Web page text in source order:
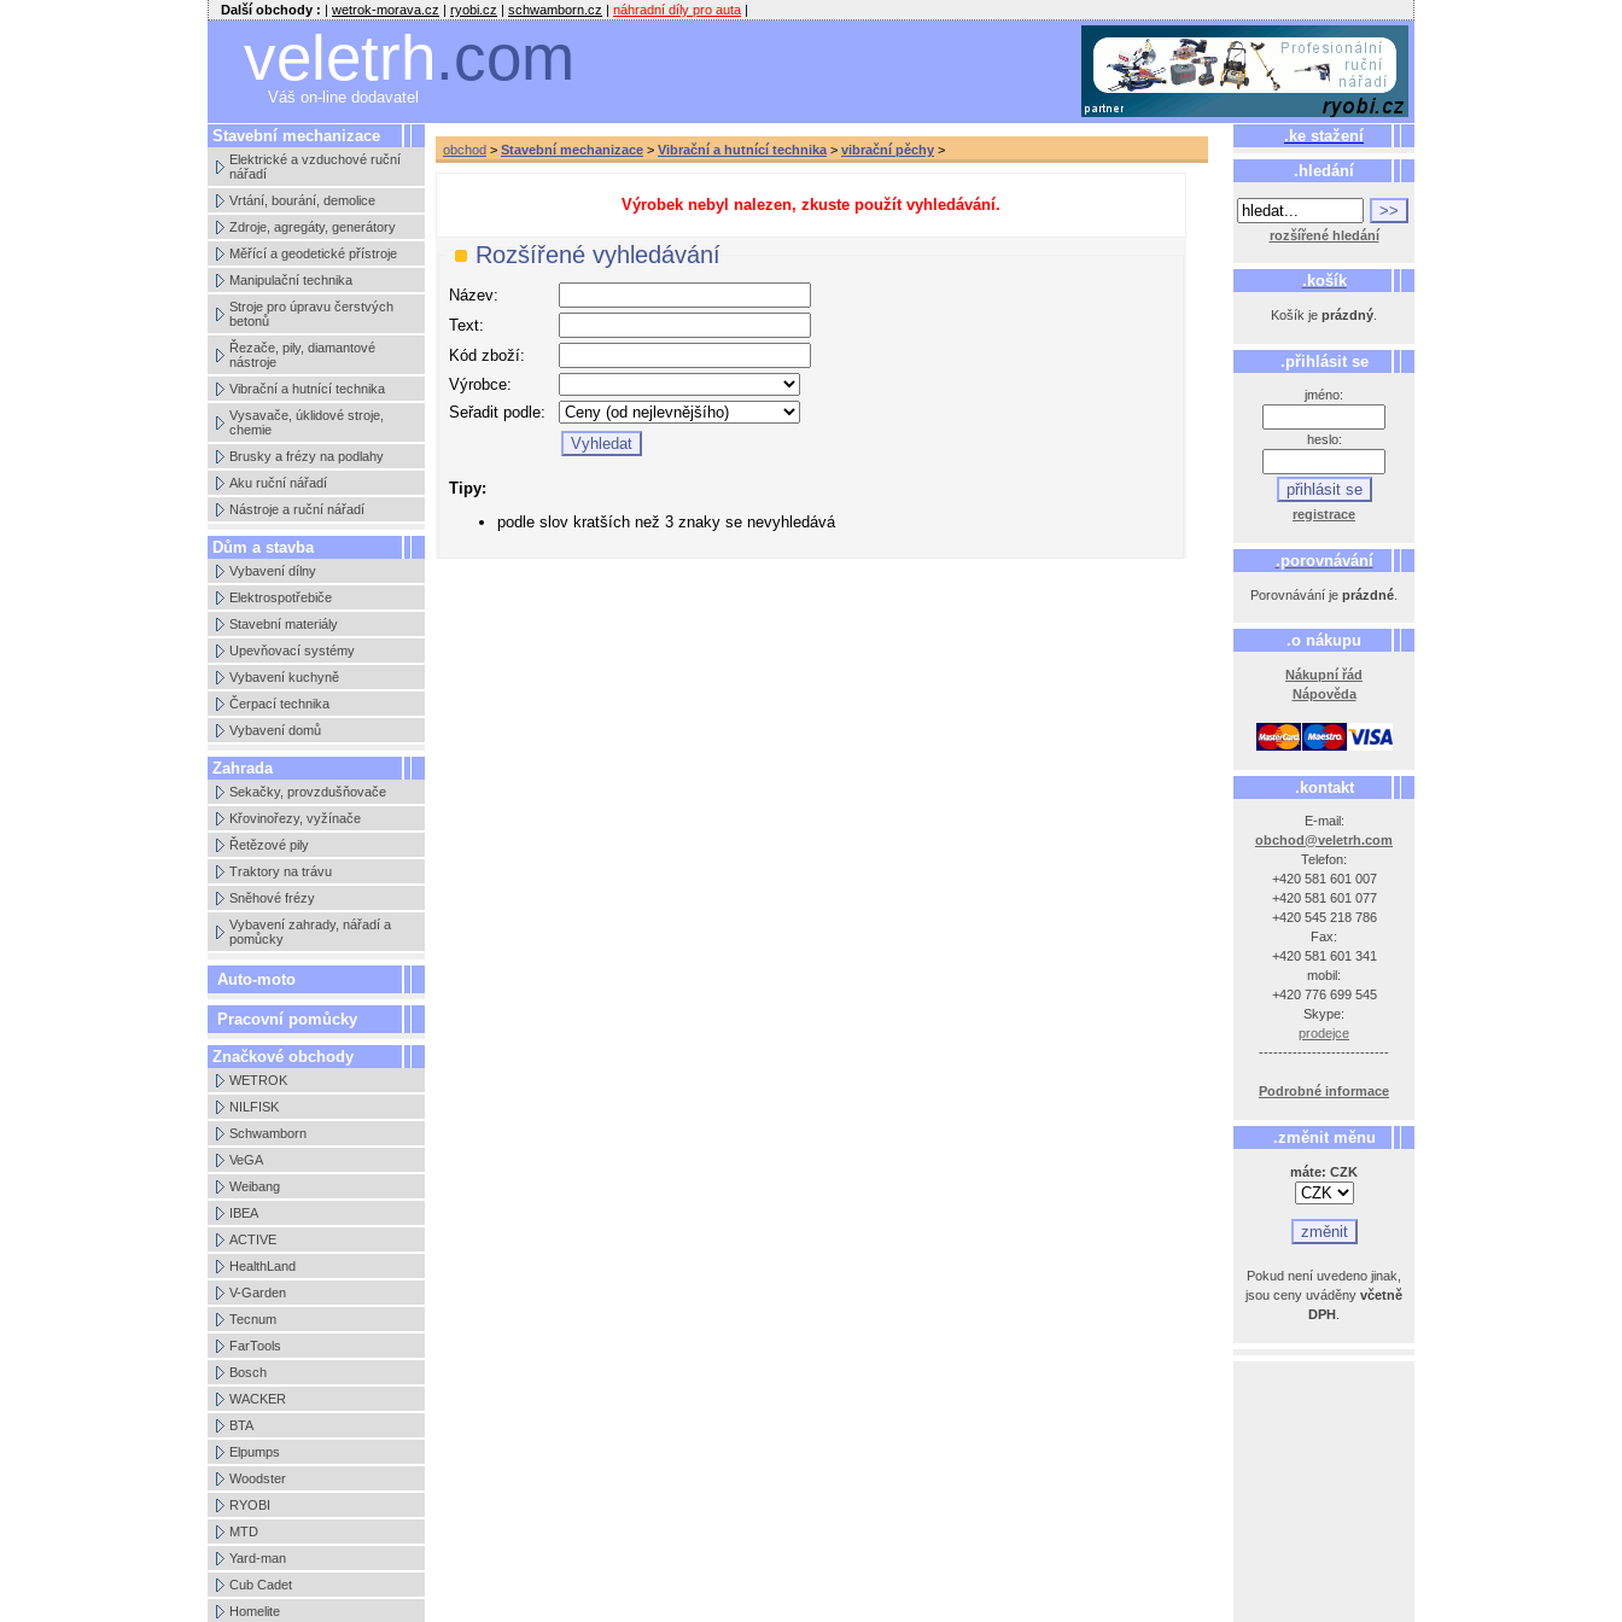
Další obchody : | wetrok-morava.cz | ryobi.cz | schwamborn.cz | náhradní díly pro auta |
veletrh.com
Váš on-line dodavatel
Stavební mechanizace
Elektrické a vzduchové ruční
nářadí
Vrtání, bourání, demolice
Zdroje, agregáty, generátory
Měřící a geodetické přístroje
Manipulační technika
Stroje pro úpravu čerstvých
betonů
Řezače, pily, diamantové
nástroje
Vibrační a hutnící technika
Vysavače, úklidové stroje,
chemie
Brusky a frézy na podlahy
Aku ruční nářadí
Nástroje a ruční nářadí
Dům a stavba
Vybavení dílny
Elektrospotřebiče
Stavební materiály
Upevňovací systémy
Vybavení kuchyně
Čerpací technika
Vybavení domů
Zahrada
Sekačky, provzdušňovače
Křovinořezy, vyžínače
Řetězové pily
Traktory na trávu
Sněhové frézy
Vybavení zahrady, nářadí a
pomůcky
Auto-moto
Pracovní pomůcky
Značkové obchody
WETROK
NILFISK
Schwamborn
VeGA
Weibang
IBEA
ACTIVE
HealthLand
V-Garden
Tecnum
FarTools
Bosch
WACKER
BTA
Elpumps
Woodster
RYOBI
MTD
Yard-man
Cub Cadet
Homelite
.ke stažení
.hledání
rozšířené hledání
.košík
Košík je prázdný
.přihlásit se
jméno:
heslo:
registrace
.porovnávání
Porovnávání je prázdné
.o nákupu
Nákupní řád
Nápověda
.kontakt
E-mail:
obchod@veletrh.com
Telefon:
+420 581 601 007
+420 581 601 077
+420 545 218 786
Fax:
+420 581 601 341
mobil:
+420 776 699 545
Skype:
prodejce
---------------------------
Podrobné informace
.změnit měnu
máte: CZK
Pokud není uvedeno jinak,
jsou ceny uváděny včetně
DPH
obchod > Stavební mechanizace > Vibrační a hutnící technika > vibrační pěchy >
Výrobek nebyl nalezen, zkuste použít vyhledávání.
Rozšířené vyhledávání
Název:
Text:
Kód zboží:
Výrobce:
Seřadit podle:
Tipy:
podle slov kratších než 3 znaky se nevyhledává